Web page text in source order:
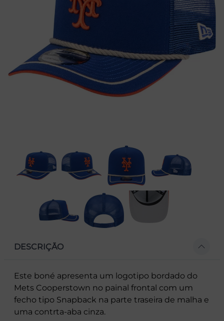
DESCRIÇÃO
Este boné apresenta um logotipo bordado do
Mets Cooperstown no painal frontal com um
fecho tipo Snapback na parte traseira de malha e
uma contrta-aba cinza.